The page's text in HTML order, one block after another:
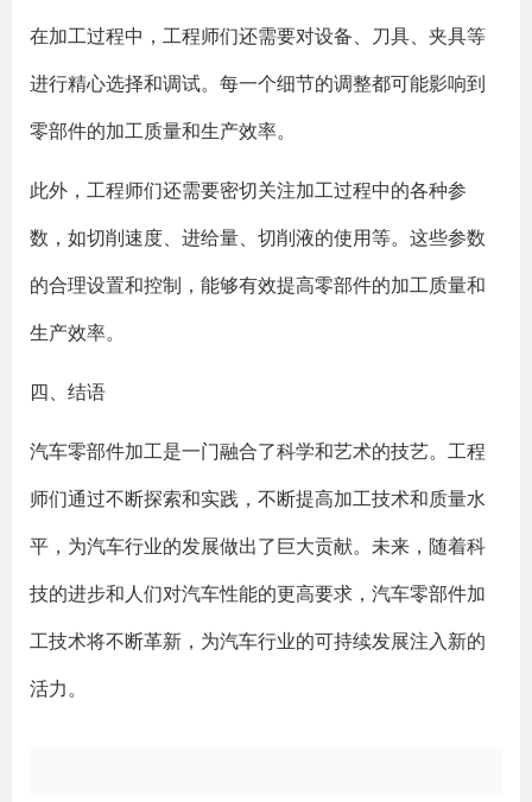
在加工过程中，工程师们还需要对设备、刀具、夹具等
进行精心选择和调试。每一个细节的调整都可能影响到
零部件的加工质量和生产效率。
此外，工程师们还需要密切关注加工过程中的各种参
数，如切削速度、进给量、切削液的使用等。这些参数
的合理设置和控制，能够有效提高零部件的加工质量和
生产效率。
四、结语
汽车零部件加工是一门融合了科学和艺术的技艺。工程
师们通过不断探索和实践，不断提高加工技术和质量水
平，为汽车行业的发展做出了巨大贡献。未来，随着科
技的进步和人们对汽车性能的更高要求，汽车零部件加
工技术将不断革新，为汽车行业的可持续发展注入新的
活力。